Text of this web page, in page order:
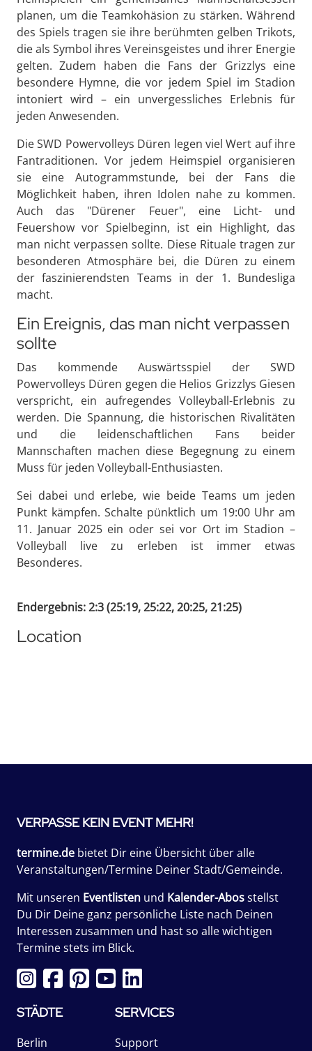
planen, um die Teamkohäsion zu stärken. Während
des Spiels tragen sie ihre berühmten gelben Trikots,
die als Symbol ihres Vereinsgeistes und ihrer Energie
gelten. Zudem haben die Fans der Grizzlys eine
besondere Hymne, die vor jedem Spiel im Stadion
intoniert wird – ein unvergessliches Erlebnis für
jeden Anwesenden.
Die SWD Powervolleys Düren legen viel Wert auf ihre
Fantraditionen. Vor jedem Heimspiel organisieren
sie eine Autogrammstunde, bei der Fans die
Möglichkeit haben, ihren Idolen nahe zu kommen.
Auch das "Dürener Feuer", eine Licht- und
Feuershow vor Spielbeginn, ist ein Highlight, das
man nicht verpassen sollte. Diese Rituale tragen zur
besonderen Atmosphäre bei, die Düren zu einem
der faszinierendsten Teams in der 1. Bundesliga
macht.
Ein Ereignis, das man nicht verpassen
sollte
Das kommende Auswärtsspiel der SWD
Powervolleys Düren gegen die Helios Grizzlys Giesen
verspricht, ein aufregendes Volleyball-Erlebnis zu
werden. Die Spannung, die historischen Rivalitäten
und die leidenschaftlichen Fans beider
Mannschaften machen diese Begegnung zu einem
Muss für jeden Volleyball-Enthusiasten.
Sei dabei und erlebe, wie beide Teams um jeden
Punkt kämpfen. Schalte pünktlich um 19:00 Uhr am
11. Januar 2025 ein oder sei vor Ort im Stadion –
Volleyball live zu erleben ist immer etwas
Besonderes.
Endergebnis: 2:3 (25:19, 25:22, 20:25, 21:25)
Location
VERPASSE KEIN EVENT MEHR!
termine.de bietet Dir eine Übersicht über alle
Veranstaltungen/Termine Deiner Stadt/Gemeinde.
Mit unseren Eventlisten und Kalender-Abosstellst
Du Dir Deine ganz persönliche Liste nach Deinen
Interessen zusammen und hast so alle wichtigen
Termine stets im Blick.
STÄDTE
Berlin
SERVICES
Support